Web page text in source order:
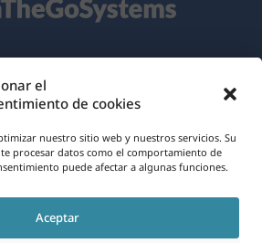
el
de cookies
nuestro sitio web y nuestros servicios. Su
procesar datos como el comportamiento de
puede afectar a algunas funciones.
Aceptar
Español
y Política de Privacidad
a nuestro equipo(se
abre
(se
abre
en
(se
abre
en
(se
abre